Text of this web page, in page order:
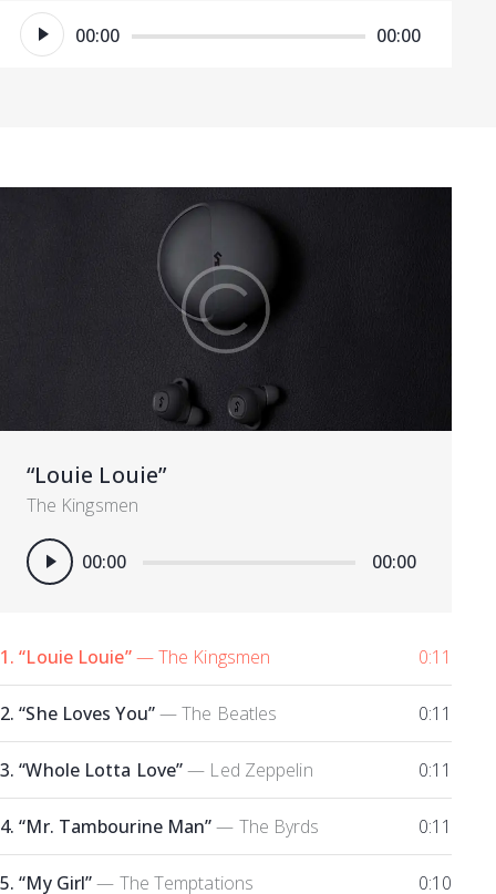
Πρόγραμμα
Αναπαραγωγής
00:00 00:00
“Louie Louie”
The Kingsmen
Πρόγραμμα
Αναπαραγωγής
Ήχου
00:00 00:00
1.“Louie Louie”— The Kingsmen 0:11
2.“She Loves You”— The Beatles 0:11
3.“Whole Lotta Love”— Led Zeppelin 0:11
4.“Mr. Tambourine Man”— The Byrds 0:11
5.“My Girl”— The Temptations 0:10